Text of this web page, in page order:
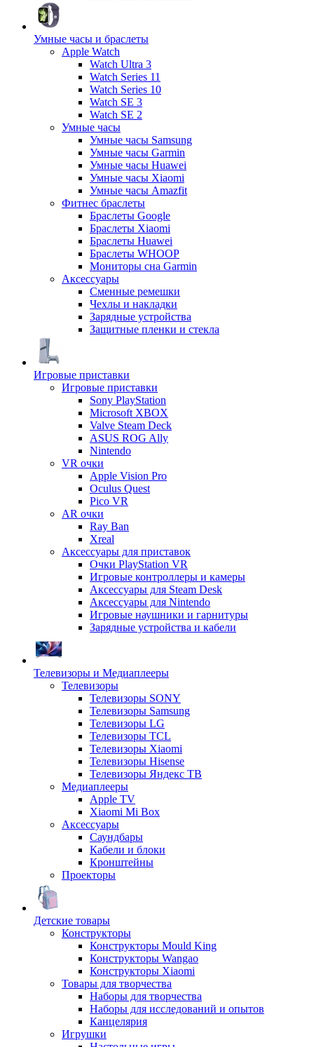
Умные часы и браслеты
Apple Watch
Watch Ultra 3
Watch Series 11
Watch Series 10
Watch SE 3
Watch SE 2
Умные часы
Умные часы Samsung
Умные часы Garmin
Умные часы Huawei
Умные часы Xiaomi
Умные часы Amazfit
Фитнес браслеты
Браслеты Google
Браслеты Xiaomi
Браслеты Huawei
Браслеты WHOOP
Мониторы сна Garmin
Аксессуары
Сменные ремешки
Чехлы и накладки
Зарядные устройства
Защитные пленки и стекла
Игровые приставки
Игровые приставки
Sony PlayStation
Microsoft XBOX
Valve Steam Deck
ASUS ROG Ally
Nintendo
VR очки
Apple Vision Pro
Oculus Quest
Pico VR
AR очки
Ray Ban
Xreal
Аксессуары для приставок
Очки PlayStation VR
Игровые контроллеры и камеры
Аксессуары для Steam Desk
Аксессуары для Nintendo
Игровые наушники и гарнитуры
Зарядные устройства и кабели
Телевизоры и Медиаплееры
Телевизоры
Телевизоры SONY
Телевизоры Samsung
Телевизоры LG
Телевизоры TCL
Телевизоры Xiaomi
Телевизоры Hisense
Телевизоры Яндекс ТВ
Медиаплееры
Apple TV
Xiaomi Mi Box
Аксессуары
Саундбары
Кабели и блоки
Кронштейны
Проекторы
Детские товары
Конструкторы
Конструкторы Mould King
Конструкторы Wangao
Конструкторы Xiaomi
Товары для творчества
Наборы для творчества
Наборы для исследований и опытов
Канцелярия
Игрушки